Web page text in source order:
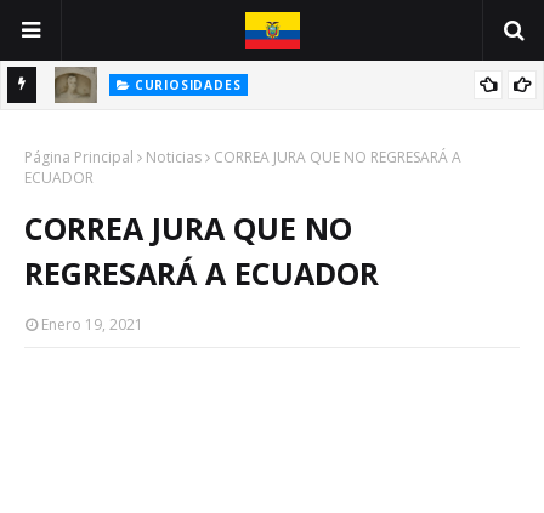
CURIOSIDADES
NEGRA
Página Principal Noticias
CORREA JURA QUE NO REGRESARÁ A
ECUADOR
CORREA JURA QUE NO
REGRESARÁ A ECUADOR
Enero 19, 2021